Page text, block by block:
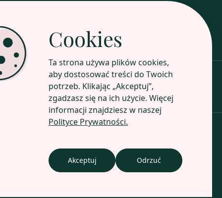
Cookies
Ta strona używa plików cookies,
aby dostosować treści do Twoich
potrzeb. Klikając „Akceptuj”,
zgadzasz się na ich użycie. Więcej
informacji znajdziesz w naszej
Polityce Prywatności.
Akceptuj Odrzuć
Zobacz nasze sklepy
Poznaj nasz profil
Website bystamper
© 2022 by La Baguette